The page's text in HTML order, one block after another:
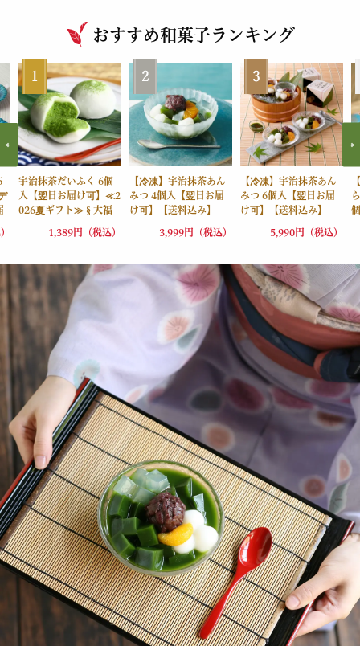
おすすめ和菓子ランキング
宇治抹茶だいふく 6個
入【翌日お届け可】≪2
026夏ギフト≫ § 大福
オ和菓子 京都 090447
1,389円（税込）
【冷凍】宇治抹茶あん
みつ 4個入【翌日お届
け可】【送料込み】
可】≪2026夏ギフト≫
ツ 抹茶スイーツの世界
ゼリー ゼリイ 白玉 寒
天 093351 090980
3,999円（税込）
【冷凍】宇治抹茶あん
みつ 6個入【翌日お届
け可】【送料込み】
可】≪2026夏ギフト≫
ツ 抹茶スイーツの世界
093352-014y20 09098
1
5,990円（税込）